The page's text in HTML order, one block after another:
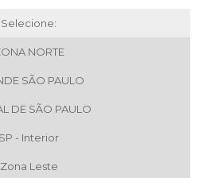
Selecione:
NORTE
SÃO PAULO
DE SÃO PAULO
SP - Interior
Zona Leste